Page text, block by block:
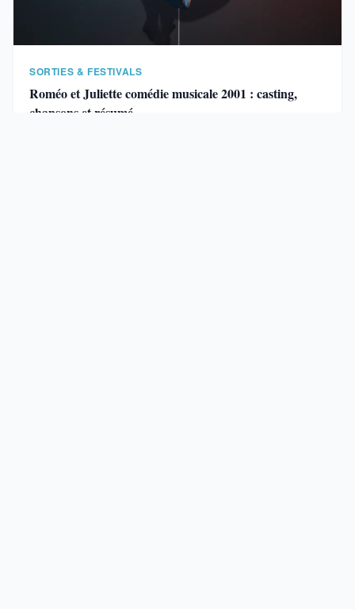
SORTIES & FESTIVALS
Roméo et Juliette comédie musicale 2001 : casting,
chansons et résumé